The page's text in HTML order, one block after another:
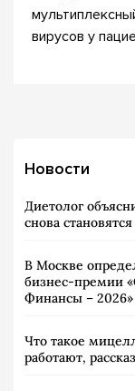
вирусов у
Новости
Диетолог
снова
В Москве
бизнес-премии
Финансы – 2026»
Что такое
работают,